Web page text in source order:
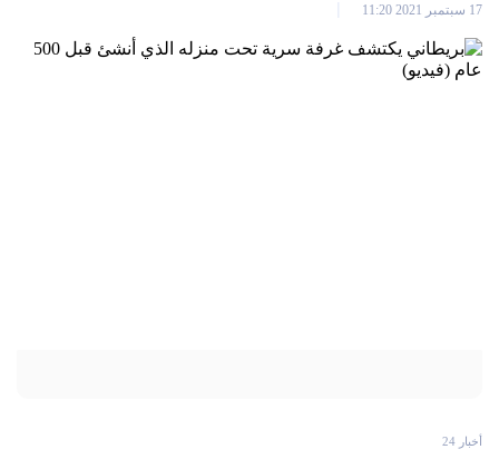
17 سبتمبر 2021 11:20
أخبار 24